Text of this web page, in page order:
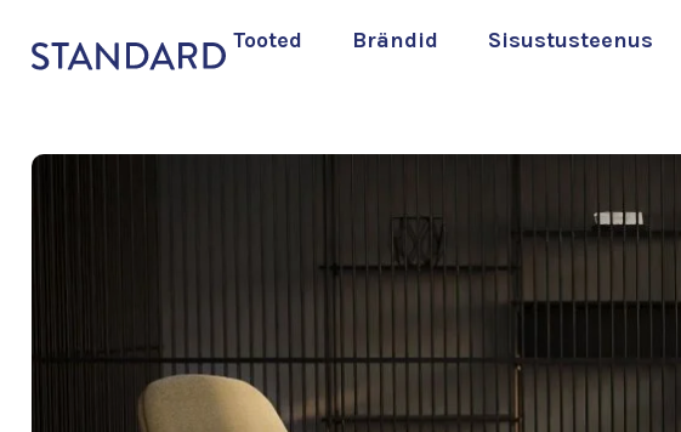
Tooted Brändid Sisustusteenus